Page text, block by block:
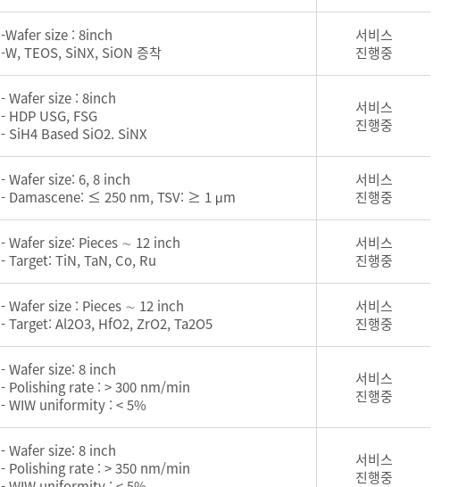
-Wafer size : 8inch
-W, TEOS, SiNX, SiON 증착
서비스
진행중
- Wafer size : 8inch
- HDP USG, FSG
- SiH4 Based SiO2. SiNX
서비스
진행중
- Wafer size: 6, 8 inch
- Damascene: ≤ 250 nm, TSV: ≥ 1 μm
서비스
진행중
- Wafer size: Pieces ∼ 12 inch
- Target: TiN, TaN, Co, Ru
서비스
진행중
- Wafer size : Pieces ∼ 12 inch
- Target: Al2O3, HfO2, ZrO2, Ta2O5
서비스
진행중
- Wafer size: 8 inch
- Polishing rate : > 300 nm/min
- WIW uniformity : < 5%
서비스
진행중
- Wafer size: 8 inch
- Polishing rate : > 350 nm/min
서비스
진행중